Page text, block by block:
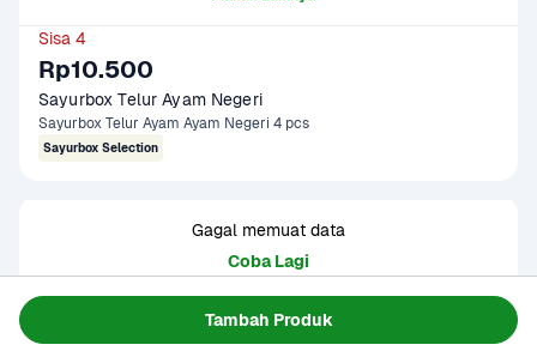
Tambah Produk
Sisa 4
Rp10.500
Sayurbox Telur Ayam Negeri
Sayurbox Telur Ayam Ayam Negeri 4 pcs
Sayurbox Selection
Gagal memuat data
Coba Lagi
Informasi Produk